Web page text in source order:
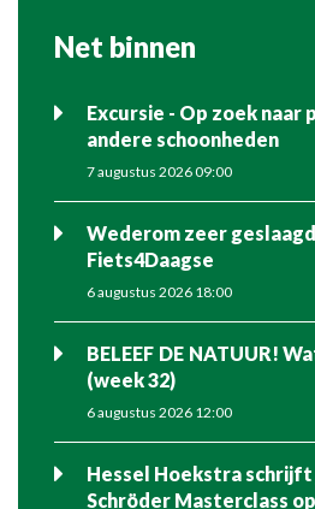
Net binnen
Excursie - Op zoek naar
andere schoonheden
7 augustus 2026 09:00
Wederom zeer geslaagde
Fiets4Daagse
6 augustus 2026 18:00
BELEEF DE NATUUR!
(week 32)
6 augustus 2026 12:00
Hessel Hoekstra
Schröder Masterclass